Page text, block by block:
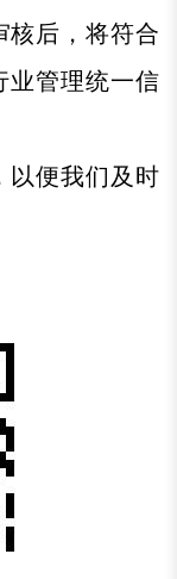
核后，将符合
业管理统一信
以便我们及时